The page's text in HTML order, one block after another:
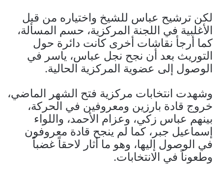
لكن ترشيح عباس للشيخ واختياره من قبل
الأغلبية في اللجنة المركزية، حسم المسألة،
كما أرجأ نقاشات أخرى كانت دائرة حول
التوريث بعد أن نجح نجل عباس، ياسر في
الوصول إلى عضوية المركزية الحالية.
وشهدت انتخابات مركزية فتح الشهر الماضي،
خروج قادة بارزين ومعروفين في الحركة،
بينهم عباس زكي، وعزام الأحمد، واللواء
إسماعيل جبر، كما لم ينجح قادة معروفون
في الوصول إليها، وهو ما أثار لاحقاً غضباً
وطعوناً في الانتخابات.